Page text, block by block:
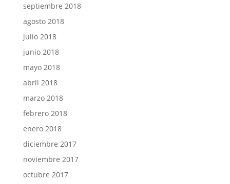
septiembre 2018
agosto 2018
julio 2018
junio 2018
mayo 2018
abril 2018
marzo 2018
febrero 2018
enero 2018
diciembre 2017
noviembre 2017
octubre 2017